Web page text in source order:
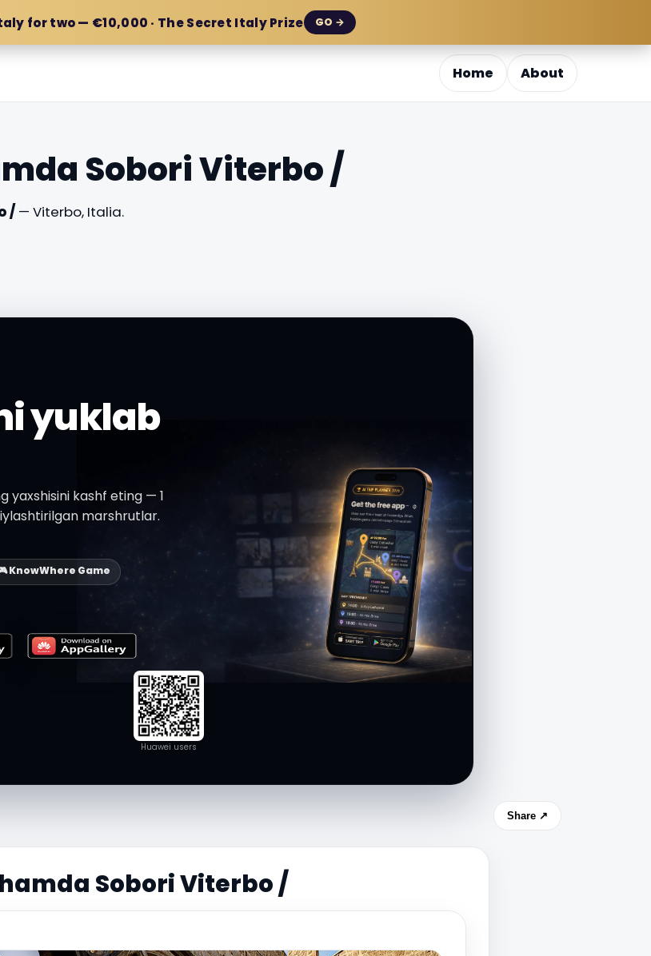
for two — €10,000 · The Secret Italy Prize GO →
Home About
Sobori Viterbo /
/— Viterbo, Italia.
yuklab
yaxshisini kashf eting — 1
marshrutlar.
KnowWhere Game
Huawei users
Share ↗
Sobori Viterbo /